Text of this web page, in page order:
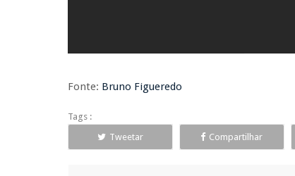
Fonte: Bruno Figueredo
Tags :
Tweetar
Compartilhar